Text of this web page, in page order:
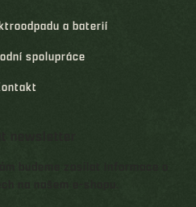
a baterií
spolupráce